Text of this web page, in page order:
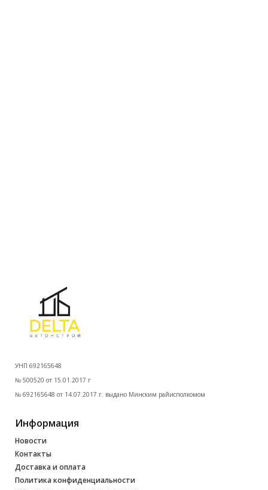
УНП 692165648
№ 500520 от 15.01.2017 г
№ 692165648 от 14.07.2017 г. выдано Минским райисполкомом
Информация
Новости
Контакты
Доставка и оплата
Политика конфиденциальности